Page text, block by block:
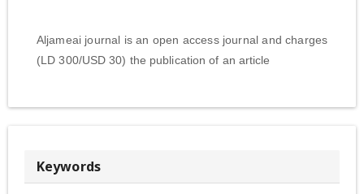
Aljameai journal is an open access journal and charges
(LD 300/USD 30) the publication of an article
Keywords